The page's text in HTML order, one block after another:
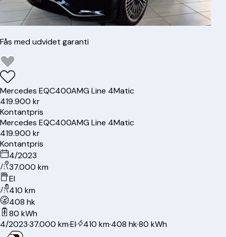
Fås med udvidet garanti
Mercedes EQC400AMG Line 4Matic
419.900 kr
Kontantpris
Mercedes EQC400AMG Line 4Matic
419.900 kr
Kontantpris
4/2023
37.000 km
El
410 km
408 hk
80 kWh
4/2023·37.000 km·El· 410 km·408 hk·80 kWh